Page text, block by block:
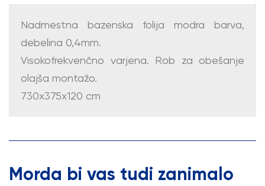
Nadmestna bazenska folija modra barva,
debelina 0,4mm.
Visokofrekvenčno varjena. Rob za obešanje
olajša montažo.
730x375x120 cm
Morda bi vas tudi zanimalo